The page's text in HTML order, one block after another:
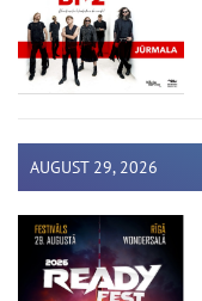
AUGUST 29, 2026